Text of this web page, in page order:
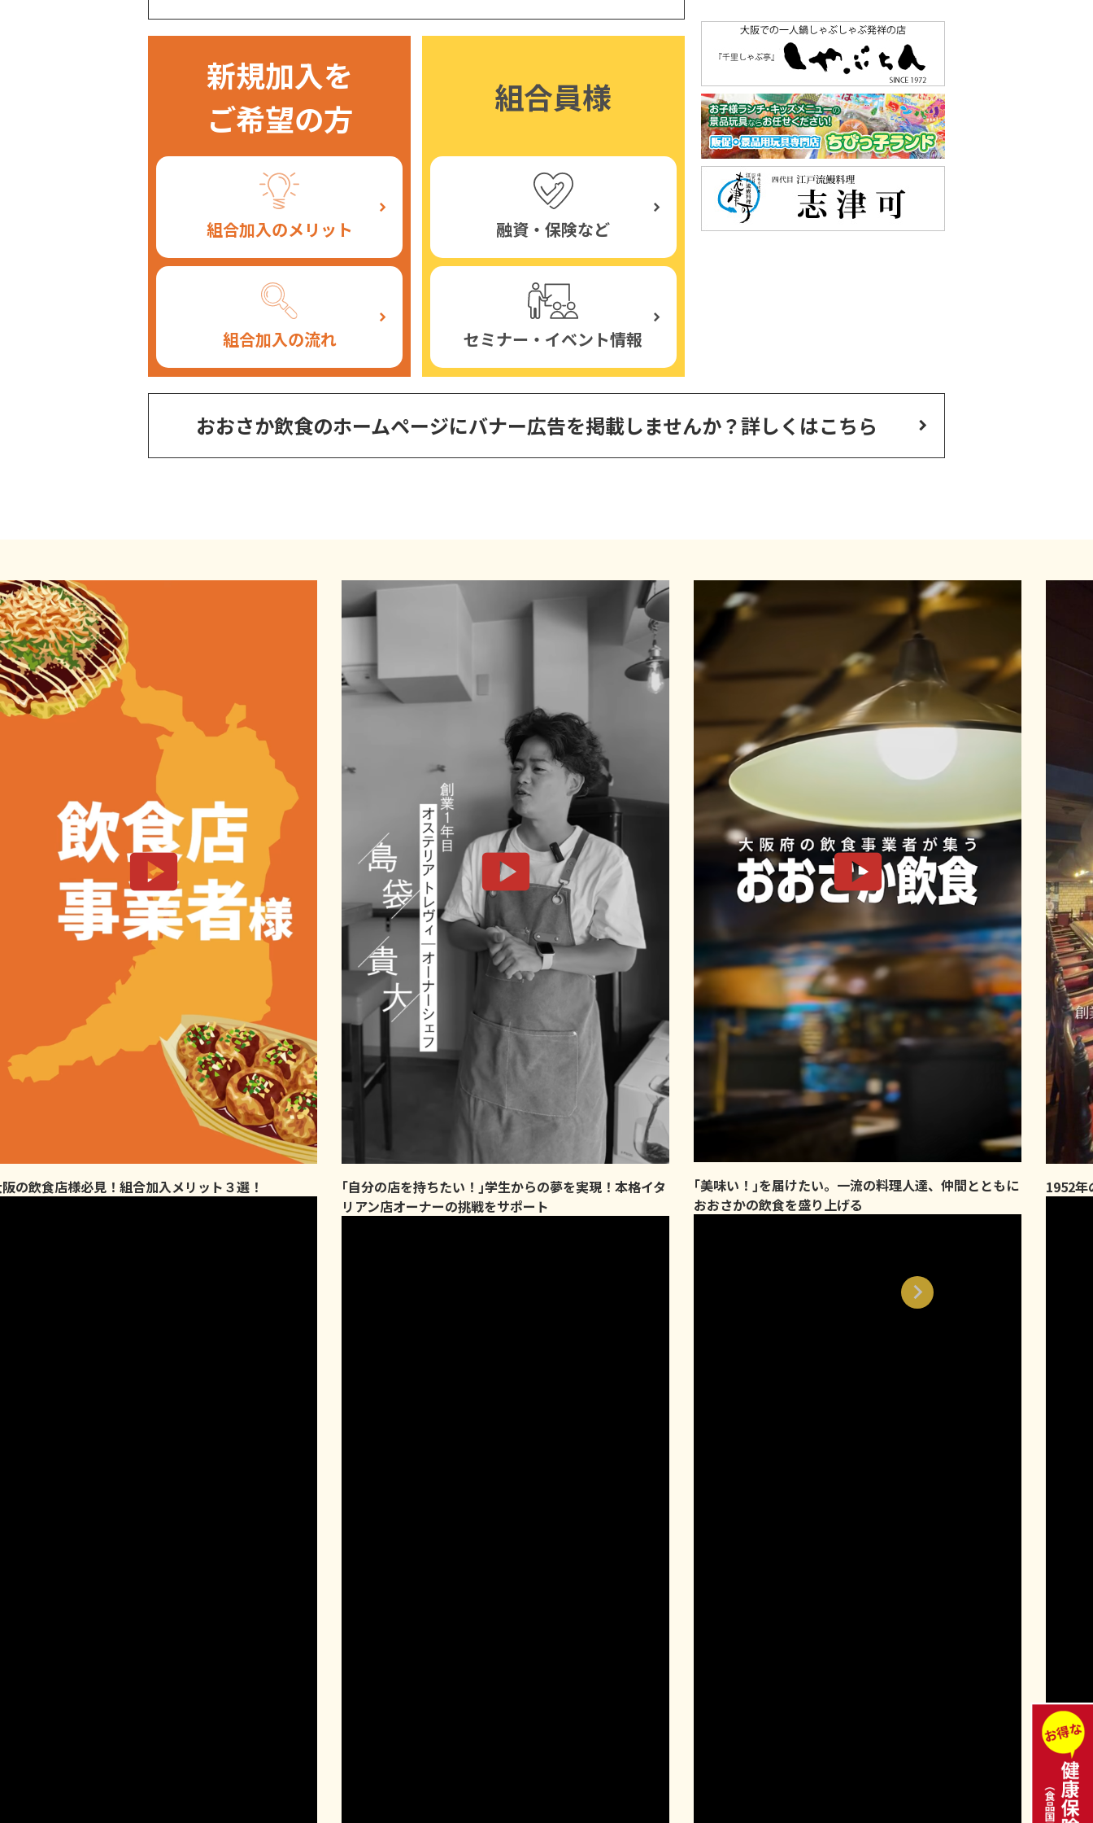
新規加入を
ご希望の方
組合加入のメリット
組合加入の流れ
組合員様
融資・保険など
セミナー・イベント情報
おおさか飲食のホームページにバナー広告を掲載しませんか？詳しくはこちら
の飲食店様必見！組合加入メリット３選！
｢自分の店を持ちたい！｣学生からの夢を実現！本格イタ
リアン店オーナーの挑戦をサポート
｢美味い！｣を届けたい。一流の料理人達、仲間とともに
おおさかの飲食を盛り上げる
1952年